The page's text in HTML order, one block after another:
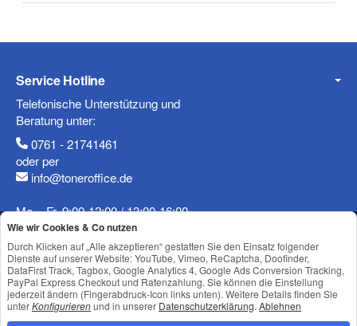
Telefon
Mobiltelefon
Fax
Service Hotline
Telefonische Unterstützung und
Beratung unter:
0761 - 21741461
oder per
info@toneroffice.de
Mo. - Fr. 9:00-12:00 / 13:00-16:00
Vertrag widerrufen
Shop Service
Informationen
Wie wir Cookies & Co nutzen
Durch Klicken auf „Alle akzeptieren“ gestatten Sie den Einsatz folgender
Dienste auf unserer Website: YouTube, Vimeo, ReCaptcha, Doofinder,
DataFirst Track, Tagbox, Google Analytics 4, Google Ads Conversion Tracking,
PayPal Express Checkout und Ratenzahlung. Sie können die Einstellung
jederzeit ändern (Fingerabdruck-Icon links unten). Weitere Details finden Sie
unterKonfigurierenund in unserer Datenschutzerklärung. Ablehnen